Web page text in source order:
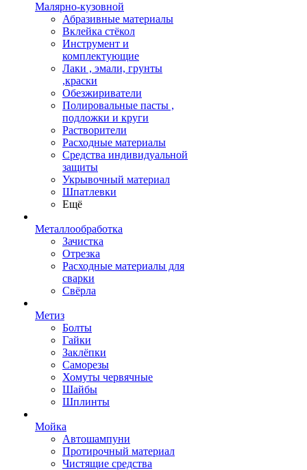
Малярно-кузовной
Абразивные материалы
Вклейка стёкол
Инструмент и
комплектующие
Лаки , эмали, грунты
,краски
Обезжириватели
Полировальные пасты ,
подложки и круги
Растворители
Расходные материалы
Средства индивидуальной
защиты
Укрывочный материал
Шпатлевки
Ещё
Металлообработка
Зачистка
Отрезка
Расходные материалы для
сварки
Свёрла
Метиз
Болты
Гайки
Заклёпки
Саморезы
Хомуты червячные
Шайбы
Шплинты
Мойка
Автошампуни
Протирочный материал
Чистящие средства